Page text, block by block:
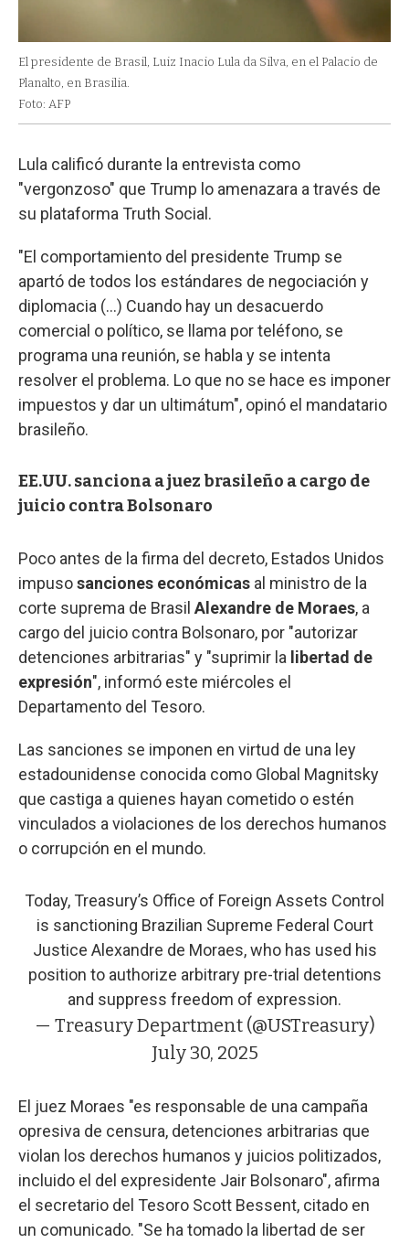
El presidente de Brasil, Luiz Inacio Lula da Silva, en el Palacio de
Planalto, en Brasilia.
Foto: AFP
Lula calificó durante la entrevista como
"vergonzoso" que Trump lo amenazara a través de
su plataforma Truth Social.
"El comportamiento del presidente Trump se
apartó de todos los estándares de negociación y
diplomacia (...) Cuando hay un desacuerdo
comercial o político, se llama por teléfono, se
programa una reunión, se habla y se intenta
resolver el problema. Lo que no se hace es imponer
impuestos y dar un ultimátum", opinó el mandatario
brasileño.
EE.UU. sanciona a juez brasileño a cargo de
juicio contra Bolsonaro
Poco antes de la firma del decreto, Estados Unidos
impusosanciones económicas al ministro de la
corte suprema de Brasil Alexandre de Moraes, a
cargo del juicio contra Bolsonaro, por "autorizar
detenciones arbitrarias" y "suprimir la libertad de
expresión", informó este miércoles el
Departamento del Tesoro.
Las sanciones se imponen en virtud de una ley
estadounidense conocida como Global Magnitsky
que castiga a quienes hayan cometido o estén
vinculados a violaciones de los derechos humanos
o corrupción en el mundo.
Today, Treasury’s Office of Foreign Assets Control
is sanctioning Brazilian Supreme Federal Court
Justice Alexandre de Moraes, who has used his
position to authorize arbitrary pre-trial detentions
and suppress freedom of expression.
— Treasury Department (@USTreasury)
July 30, 2025
El juez Moraes "es responsable de una campaña
opresiva de censura, detenciones arbitrarias que
violan los derechos humanos y juicios politizados,
incluido el del expresidente Jair Bolsonaro", afirma
el secretario del Tesoro Scott Bessent, citado en
un comunicado. "Se ha tomado la libertad de ser